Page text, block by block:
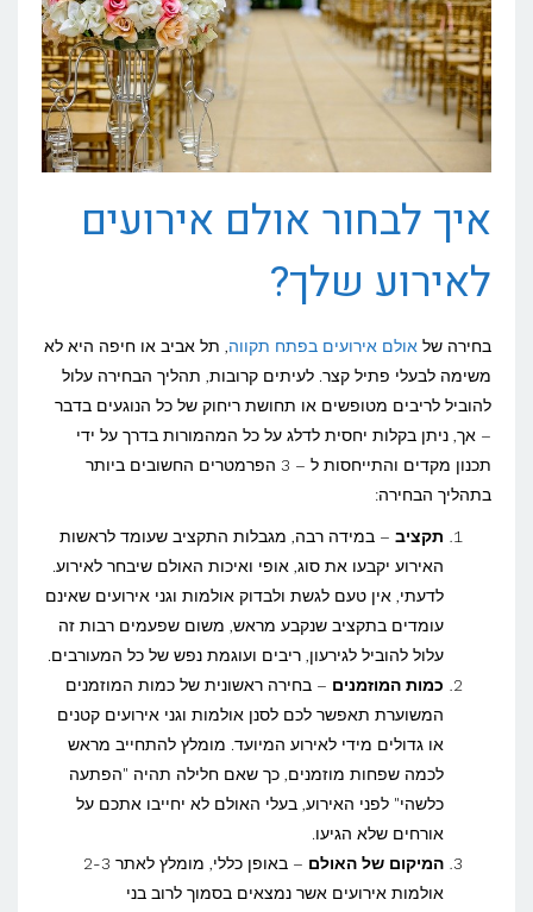
איך לבחור אולם אירועים
לאירוע שלך?
בחירה של אולם אירועים בפתח תקווה, תל אביב או חיפה היא לא
משימה לבעלי פתיל קצר. לעיתים קרובות, תהליך הבחירה עלול
להוביל לריבים מטופשים או תחושת ריחוק של כל הנוגעים בדבר
– אך, ניתן בקלות יחסית לדלג על כל המהמורות בדרך על ידי
תכנון מקדים והתייחסות ל – 3 הפרמטרים החשובים ביותר
בתהליך הבחירה:
תקציב – במידה רבה, מגבלות התקציב שעומד לראשות
האירוע יקבעו את סוג, אופי ואיכות האולם שיבחר לאירוע.
לדעתי, אין טעם לגשת ולבדוק אולמות וגני אירועים שאינם
עומדים בתקציב שנקבע מראש, משום שפעמים רבות זה
עלול להוביל לגירעון, ריבים ועוגמת נפש של כל המעורבים.
כמות המוזמנים – בחירה ראשונית של כמות המוזמנים
המשוערת תאפשר לכם לסנן אולמות וגני אירועים קטנים
או גדולים מידי לאירוע המיועד. מומלץ להתחייב מראש
לכמה שפחות מוזמנים, כך שאם חלילה תהיה "הפתעה
כלשהי" לפני האירוע, בעלי האולם לא יחייבו אתכם על
אורחים שלא הגיעו.
המיקום של האולם
– באופן כללי, מומלץ לאתר 2-3
אולמות אירועים אשר נמצאים בסמוך לרוב בני